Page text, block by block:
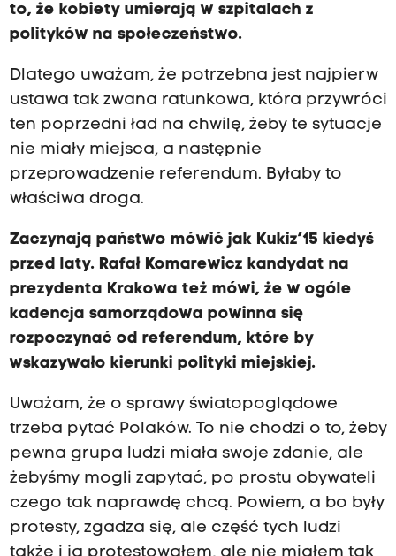
to, że kobiety umierają w szpitalach z
polityków na społeczeństwo.
Dlatego uważam, że potrzebna jest najpierw
ustawa tak zwana ratunkowa, która przywróci
ten poprzedni ład na chwilę, żeby te sytuacje
nie miały miejsca, a następnie
przeprowadzenie referendum. Byłaby to
właściwa droga.
Zaczynają państwo mówić jak Kukiz’15 kiedyś
przed laty. Rafał Komarewicz kandydat na
prezydenta Krakowa też mówi, że w ogóle
kadencja samorządowa powinna się
rozpoczynać od referendum, które by
wskazywało kierunki polityki miejskiej.
Uważam, że o sprawy światopoglądowe
trzeba pytać Polaków. To nie chodzi o to, żeby
pewna grupa ludzi miała swoje zdanie, ale
żebyśmy mogli zapytać, po prostu obywateli
czego tak naprawdę chcą. Powiem, a bo były
protesty, zgadza się, ale część tych ludzi